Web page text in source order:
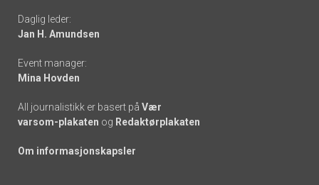
links
Daglig leder:
Jan H. Amundsen
Event manager:
Mina Hovden
All journalistikk er basert på Vær
varsom-plakaten og Redaktørplakaten
Om informasjonskapsler